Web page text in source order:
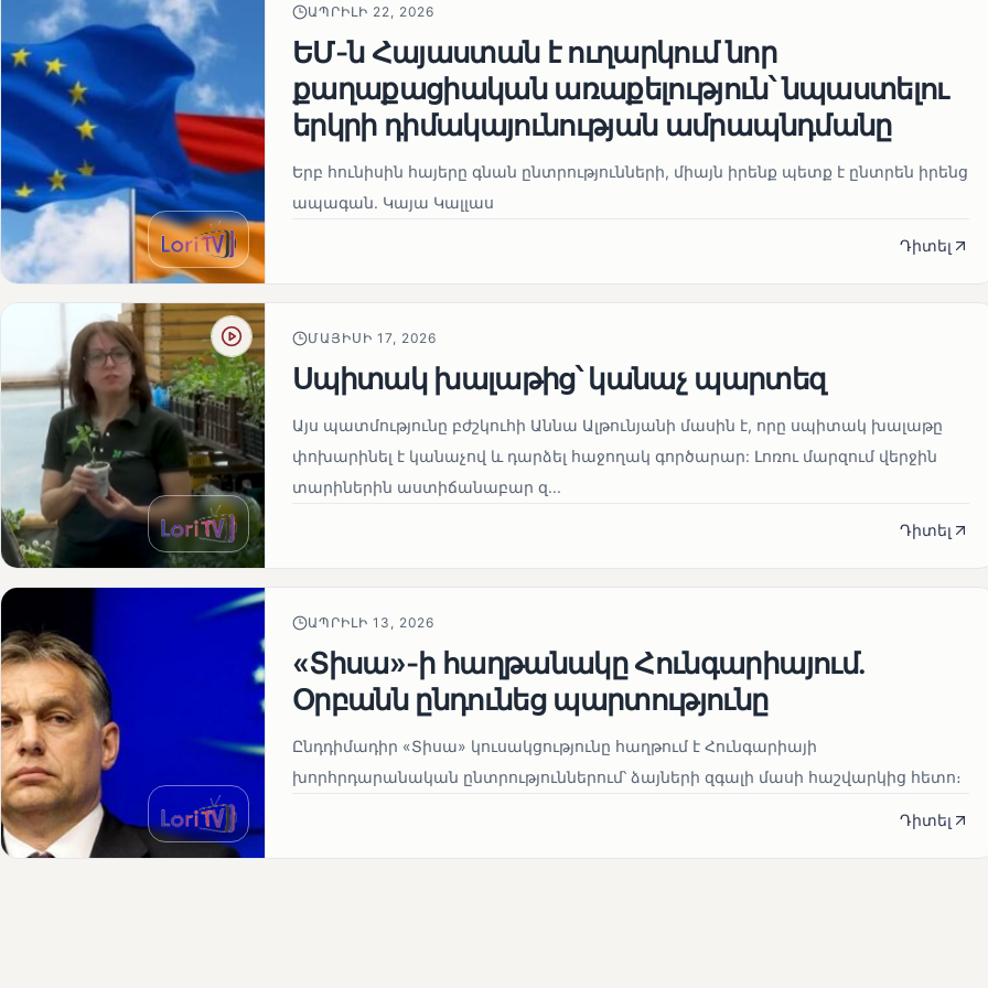
ԱՊՐԻԼԻ 22, 2026
ԵՄ-ն Հայաստան է ուղարկում նոր
քաղաքացիական առաքելություն՝ նպաստելու
երկրի դիմակայունության ամրապնդմանը
Երբ հունիսին հայերը գնան ընտրությունների, միայն իրենք պետք է ընտրեն իրենց
ապագան. Կայա Կալլաս
Դիտել
ՄԱՅԻՍԻ 17, 2026
Սպիտակ խալաթից՝ կանաչ պարտեզ
Այս պատմությունը բժշկուհի Աննա Ալթունյանի մասին է, որը սպիտակ խալաթը
փոխարինել է կանաչով և դարձել հաջողակ գործարար: Լոռու մարզում վերջին
տարիներին աստիճանաբար զ...
Դիտել
ԱՊՐԻԼԻ 13, 2026
«Տիսա»-ի հաղթանակը Հունգարիայում․
Օրբանն ընդունեց պարտությունը
Ընդդիմադիր «Տիսա» կուսակցությունը հաղթում է Հունգարիայի
խորհրդարանական ընտրություններում՝ ձայների զգալի մասի հաշվարկից հետո։
Դիտել